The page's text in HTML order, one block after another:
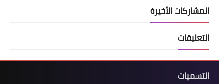
المشاركات الأخيرة
التعليقات
التسميات